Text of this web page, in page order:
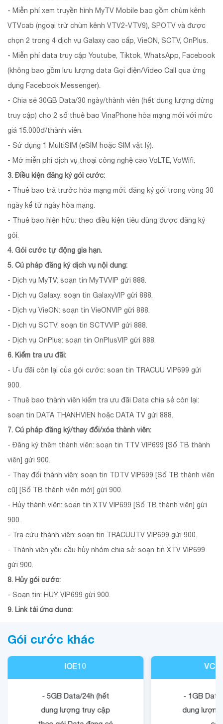
- Miễn phí xem truyền hình MyTV Mobile bao gồm chùm kênh
VTVcab (ngoại trừ chùm kênh VTV2-VTV9), SPOTV và được
chọn 2 trong 4 dịch vụ Galaxy cao cấp, VieON, SCTV, OnPlus.
- Miễn phí data truy cập Youtube, Tiktok, WhatsApp, Facebook
(không bao gồm lưu lượng data Gọi điện/Video Call qua ứng
dụng Facebook Messenger).
- Chia sẻ 30GB Data/30 ngày/thành viên (hết dung lượng dừng
truy cập) cho 2 số thuê bao VinaPhone hòa mạng mới với mức
giá 15.000đ/thành viên.
- Sử dụng 1 MultiSIM (eSIM hoặc SIM vật lý).
- Mở miễn phí dịch vụ thoại công nghệ cao VoLTE, VoWifi.
3. Điều kiện đăng ký gói cước:
- Thuê bao trả trước hòa mạng mới: đăng ký gói trong vòng 30
ngày kể từ ngày hòa mạng.
- Thuê bao hiện hữu: theo điều kiện tiêu dùng được đăng ký
gói.
4. Gói cước tự động gia hạn.
5. Cú pháp đăng ký dịch vụ nội dung:
- Dịch vụ MyTV: soạn tin MyTVVIP gửi 888.
- Dịch vụ Galaxy: soạn tin GalaxyVIP gửi 888.
- Dịch vụ VieON: soạn tin VieONVIP gửi 888.
- Dịch vụ SCTV: soạn tin SCTVVIP gửi 888.
- Dịch vụ OnPlus: soạn tin OnPlusVIP gửi 888.
6. Kiểm tra ưu đãi:
- Ưu đãi còn lại của gói cước: soan tin TRACUU VIP699 gửi
900.
- Thuê bao thành viên kiểm tra ưu đãi Data chia sẻ còn lại:
soạn tin DATA THANHVIEN hoặc DATA TV gửi 888.
7. Cú pháp đăng ký/thay đổi/xóa thành viên:
- Đăng ký thêm thành viên: soạn tin TTV VIP699 [Số TB thành
viên] gửi 900.
- Thay đổi thành viên: soạn tin TDTV VIP699 [Số TB thành viên
cũ] [Số TB thành viên mới] gửi 900.
- Hủy thành viên: soạn tin XTV VIP699 [Số TB thành viên] gửi
900.
- Tra cứu thành viên: soạn tin TRACUUTV VIP699 gửi 900.
- Thành viên yêu cầu hủy nhóm chia sẻ: soạn tin XTV VIP699
gửi 900.
8. Hủy gói cước:
- Soạn tin: HUY VIP699 gửi 900.
9. Link tải ứng dụng:
- Link tải ứng dụng Galaxy:
- Link tải ứng dụng VieON:https://vieon.vn/download-app/.
- Link tải ứng dụng SCTV:
.
10. Thời gian không chuyển mạng giữ số:
- 540 ngày tính từ ngày thuê bao đăng ký gói cước thành công.
Gói cước khác
IOE10
- 5GB Data/24h (hết
dung lượng truy cập
- 1GB
dung